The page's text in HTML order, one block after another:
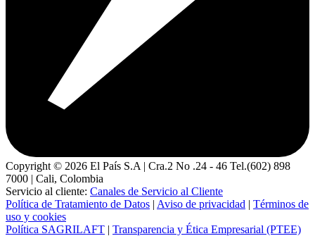
Copyright © 2026 El País S.A | Cra.2 No .24 - 46 Tel.(602) 898
7000 | Cali, Colombia
Servicio al cliente: Canales de Servicio al Cliente
Política de Tratamiento de Datos | Aviso de privacidad | Términos de
uso y cookies
Política SAGRILAFT | Transparencia y Ética Empresarial (PTEE)